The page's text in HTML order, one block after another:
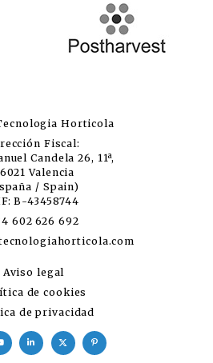
Horticola
Fiscal:
Candela 26, 11ª,
Valencia
/ Spain)
B-43458744
602 626 692
Aviso legal
de cookies
de privacidad